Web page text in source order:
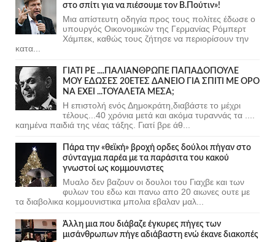
στο σπίτι για να πιέσουμε τον Β.Πούτιν»!
Μια απίστευτη οδηγία προς τους πολίτες έδωσε ο
υπουργός Οικονομικών της Γερμανίας Ρόμπερτ
Χάμπεκ, καθώς τους ζήτησε να περιορίσουν την
κατα...
ΓΙΑΤΙ ΡΕ ....ΠΑΛΙΑΝΘΡΩΠΕ ΠΑΠΑΔΟΠΟΥΛΕ
ΜΟΥ ΕΔΩΣΕΣ 20ΕΤΕΣ ΔΑΝΕΙΟ ΓΙΑ ΣΠΙΤΙ ΜΕ ΟΡΟ
ΝΑ ΕΧΕΙ ...ΤΟΥΑΛΕΤΑ ΜΕΣΑ;
Η επιστολή ενός Δημοκράτη,διαβάστε το μέχρι
τέλους...40 χρόνια μετά και ακόμα τυραννάς τα ....
καημένα παιδιά της νέας τάξης. Γιατί βρε άθ...
Πάρα την «θεϊκή» βροχή ορδες δούλοι πήγαν στο
σύνταγμα παρέα με τα παράσιτα του κακού
γνωστοί ως κομμουνιστες
Μυαλο δεν βαζουν οι δουλοι του Γιαχβε και των
φυλων του εδω και πανω απο 20 αιωνες ουτε με
τα διαβολικα κομμουνιστικα μπολια εβαλαν μαλ...
Άλλη μια που διάβαζε έγκυρες πήγες των
μισάνθρωπων πήγε αδιάβαστη ενώ έκανε διακοπές